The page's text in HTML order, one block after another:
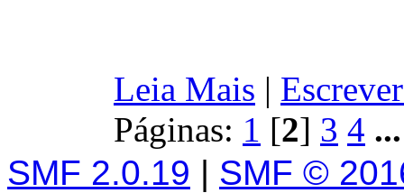
Leia Mais |
Páginas: 1 [2] 3 4
SMF 2.0.19 | SMF ©